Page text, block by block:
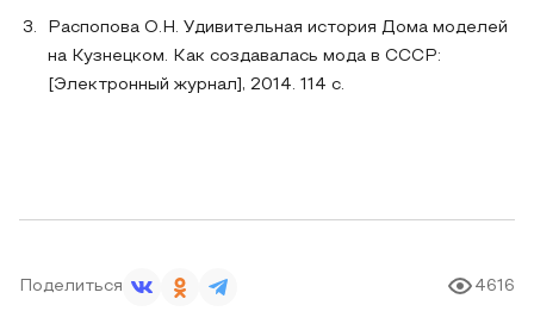
Распопова О.Н. Удивительная история Дома моделей
на Кузнецком. Как создавалась мода в СССР:
[Электронный журнал], 2014. 114 с.
Поделиться 4616